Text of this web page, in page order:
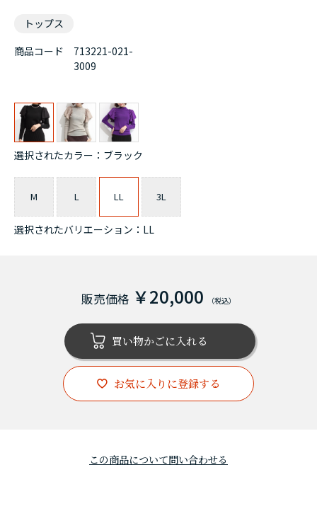
￥20,000
商品コード
713221-021-
3009
選択されたカラー：ブラック
M L LL 3L
選択されたバリエーション：LL
お気に入りに登録する
この商品について問い合わせる
トップス